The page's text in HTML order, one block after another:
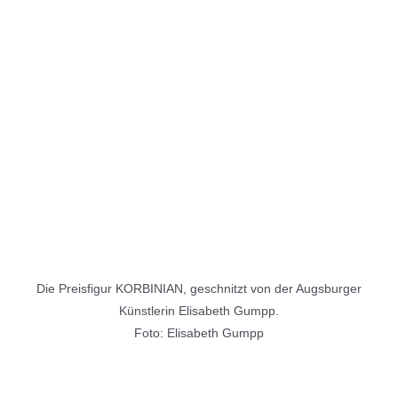
Die Preisfigur KORBINIAN, geschnitzt von der Augsburger
Künstlerin Elisabeth Gumpp.
Foto: Elisabeth Gumpp